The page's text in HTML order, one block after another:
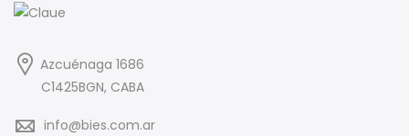
Azcuénaga 1686
C1425BGN, CABA
info@bies.com.ar